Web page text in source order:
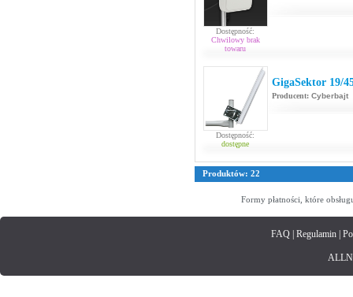
Dostępność:
Chwilowy brak
towaru
Dostępność:
dostępne
GigaSektor 19/
Producent: Cyberbajt
Produktów: 22
Formy płatności, które
FAQ| Regulamin|